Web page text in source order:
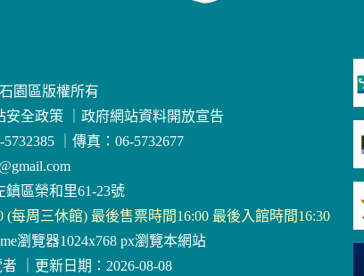
園區版權所有
安全政策
政府網站資料開放宣告
傳真：06-5732677
鎮區榮和里61-23號
(每周三休館) 最後售票時間16:00 最後入館時間16:30
瀏覽器1024x768 px瀏覽本網站
者
更新日期：2026-08-08